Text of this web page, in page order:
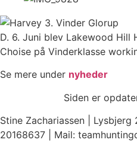
D. 6. Juni blev Lakewood Hill
Choise på Vinderklasse
Se mere under nyheder
Siden er
Stine Zachariassen |
20168637 | Mail: